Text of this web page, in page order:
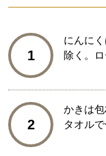
1
にんに
除く。
2
かきは
タオル